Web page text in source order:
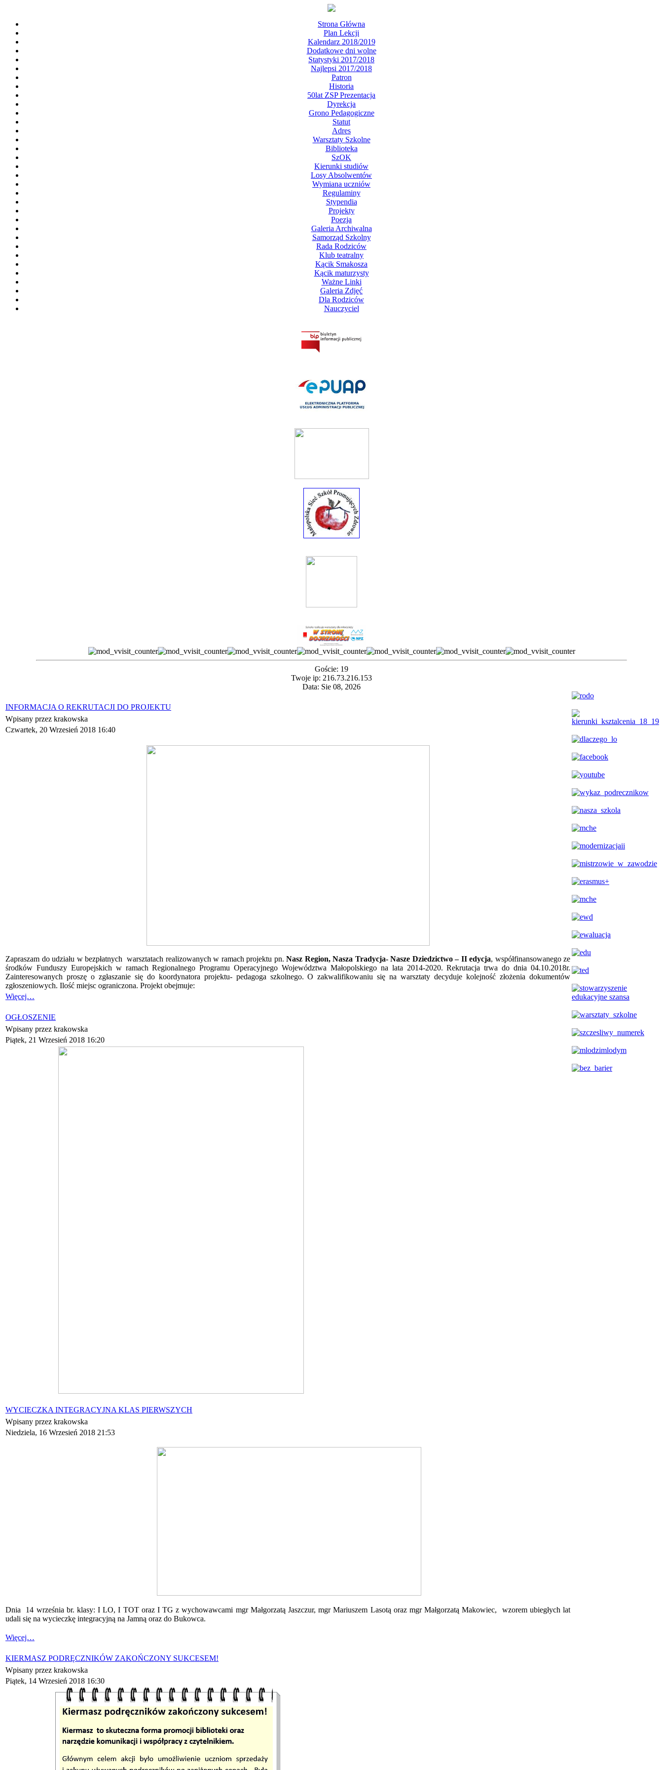
Strona Główna
Plan Lekcji
Kalendarz 2018/2019
Dodatkowe dni wolne
Statystyki 2017/2018
Najlepsi 2017/2018
Patron
Historia
50lat ZSP Prezentacja
Dyrekcja
Grono Pedagogiczne
Statut
Adres
Warsztaty Szkolne
Biblioteka
SzOK
Kierunki studiów
Losy Absolwentów
Wymiana uczniów
Regulaminy
Stypendia
Projekty
Poezja
Galeria Archiwalna
Samorząd Szkolny
Rada Rodziców
Klub teatralny
Kącik Smakosza
Kącik maturzysty
Ważne Linki
Galeria Zdjęć
Dla Rodziców
Nauczyciel
Goście: 19
Twoje ip: 216.73.216.153
Data: Sie 08, 2026
INFORMACJA O REKRUTACJI DO PROJEKTU
Wpisany przez krakowska
Czwartek, 20 Wrzesień 2018 16:40
Zapraszam do udziału w bezpłatnych warsztatach realizowanych w ramach projektu pn. Nasz Region, Nasza Tradycja- Nasze Dziedzictwo – II edycja, współfinansowanego ze
środków Funduszy Europejskich w ramach Regionalnego Programu Operacyjnego Województwa Małopolskiego na lata 2014-2020. Rekrutacja trwa do dnia 04.10.2018r.
Zainteresowanych proszę o zgłaszanie się do koordynatora projektu- pedagoga szkolnego. O zakwalifikowaniu się na warsztaty decyduje kolejność złożenia dokumentów
zgłoszeniowych. Ilość miejsc ograniczona. Projekt obejmuje:
Więcej…
OGŁOSZENIE
Wpisany przez krakowska
Piątek, 21 Wrzesień 2018 16:20
WYCIECZKA INTEGRACYJNA KLAS PIERWSZYCH
Wpisany przez krakowska
Niedziela, 16 Wrzesień 2018 21:53
Dnia 14 września br. klasy: I LO, I TOT oraz I TG z wychowawcami mgr Małgorzatą Jaszczur, mgr Mariuszem Lasotą oraz mgr Małgorzatą Makowiec, wzorem ubiegłych lat
udali się na wycieczkę integracyjną na Jamną oraz do Bukowca.
Więcej…
KIERMASZ PODRĘCZNIKÓW ZAKOŃCZONY SUKCESEM!
Wpisany przez krakowska
Piątek, 14 Wrzesień 2018 16:30